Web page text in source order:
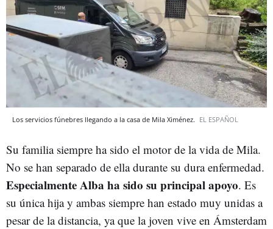
Los servicios fúnebres llegando a la casa de Mila Ximénez. EL ESPAÑOL
Su familia siempre ha sido el motor de la vida de Mila.
No se han separado de ella durante su dura enfermedad.
Especialmente Alba ha sido su principal apoyo. Es
su única hija y ambas siempre han estado muy unidas a
pesar de la distancia, ya que la joven vive en Ámsterdam